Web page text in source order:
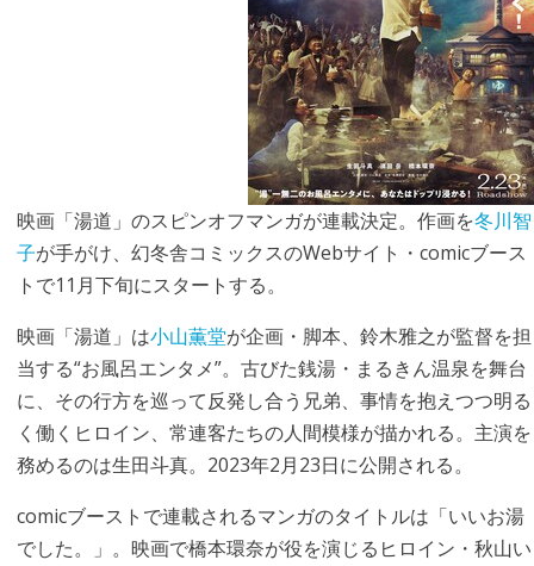
映画「湯道」のスピンオフマンガが連載決定。作画を冬川智
子が手がけ、幻冬舎コミックスのWebサイト・comicブース
トで11月下旬にスタートする。
映画「湯道」は小山薫堂が企画・脚本、鈴木雅之が監督を担
当する“お風呂エンタメ”。古びた銭湯・まるきん温泉を舞台
に、その行方を巡って反発し合う兄弟、事情を抱えつつ明る
く働くヒロイン、常連客たちの人間模様が描かれる。主演を
務めるのは生田斗真。2023年2月23日に公開される。
comicブーストで連載されるマンガのタイトルは「いいお湯
でした。」。映画で橋本環奈が役を演じるヒロイン・秋山い